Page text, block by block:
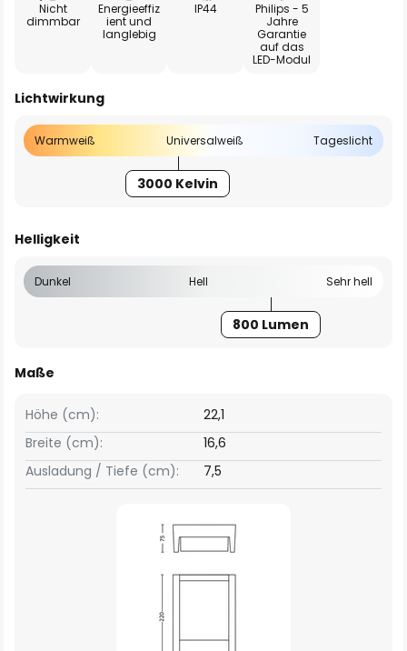
Nicht
dimmbar
Energieeffiz
ient und
langlebig
IP44
Philips - 5
Jahre
Garantie
auf das
LED-Modul
Lichtwirkung
Warmweiß Universalweiß Tageslicht
3000 Kelvin
Helligkeit
Dunkel Hell Sehr hell
800 Lumen
Maße
Breite (cm): 16,6
Höhe (cm): 22,1
Ausladung / Tiefe (cm): 7,5